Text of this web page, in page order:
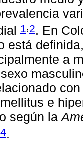
1,2. En
está
a
e
según la
4.